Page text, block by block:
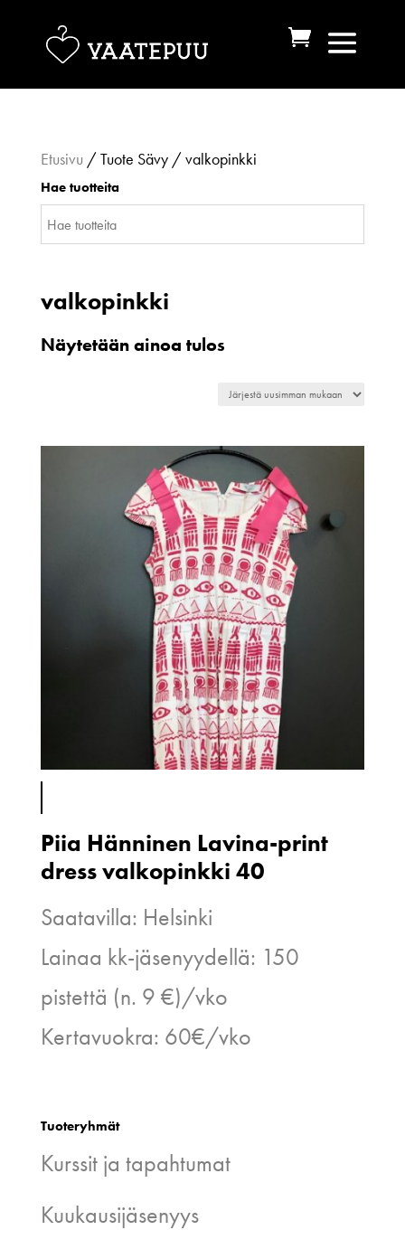
Etusivu / Tuote Sävy / valkopinkki
Hae tuotteita
valkopinkki
Näytetään ainoa tulos
Piia Hänninen Lavina-print
dress valkopinkki 40
Saatavilla: Helsinki
Lainaa kk-jäsenyydellä: 150
pistettä (n. 9 €)/vko
Kertavuokra: 60€/vko
Tuoteryhmät
Kurssit ja tapahtumat
Kuukausijäsenyys